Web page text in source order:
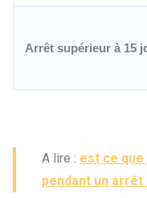
Arrêt supérieur à 15
A lire : est ce
pendant un arrêt